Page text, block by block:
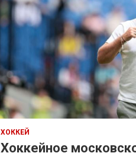
ХОККЕЙ
Хоккейное